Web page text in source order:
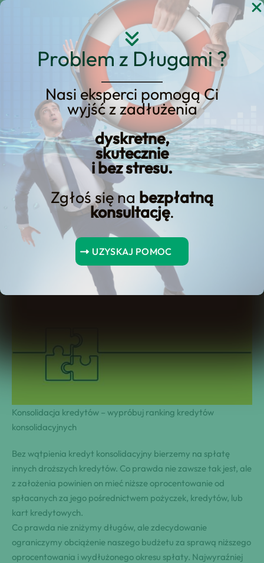
Problem z Długami ?
Nasi eksperci pomogą Ci
wyjść z zadłużenia
dyskretne,
skutecznie
i bez stresu.
Zgłoś się na bezpłatną
konsultację.
UZYSKAJ POMOC
Przejdź
Konsolidacja kredytów –
wypróbuj ranking
kredytów
konsolidacyjnych
Konsolidacja kredytów – wypróbuj ranking kredytów
konsolidacyjnych
Bez wątpienia kredyt konsolidacyjny bierzemy na spłatę
innych droższych kredytów. Co prawda nie zawsze tak jest, ale
z założenia powinien on mieć niższe oprocentowanie od
spłacanych za jego pośrednictwem pożyczek, kredytów, lub
kart kredytowych.
Co prawda nie zniżymy długów, ale zdecydowanie
ograniczymy obciążenie naszego budżetu za sprawą niższego
oprocentowania i wydłużonego okresu spłaty. Najwyraźniej